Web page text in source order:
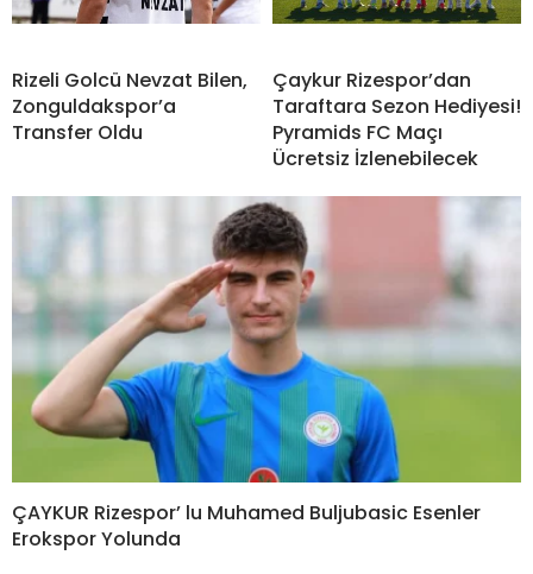
Rizeli Golcü Nevzat Bilen,
Zonguldakspor’a
Transfer Oldu
Çaykur Rizespor’dan
Taraftara Sezon Hediyesi!
Pyramids FC Maçı
Ücretsiz İzlenebilecek
ÇAYKUR Rizespor’ lu Muhamed Buljubasic Esenler
Erokspor Yolunda